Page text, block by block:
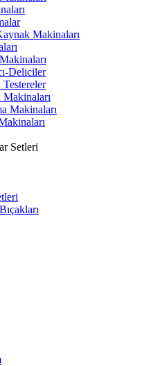
Makinaları
Deliciler
Makinaları
Setleri